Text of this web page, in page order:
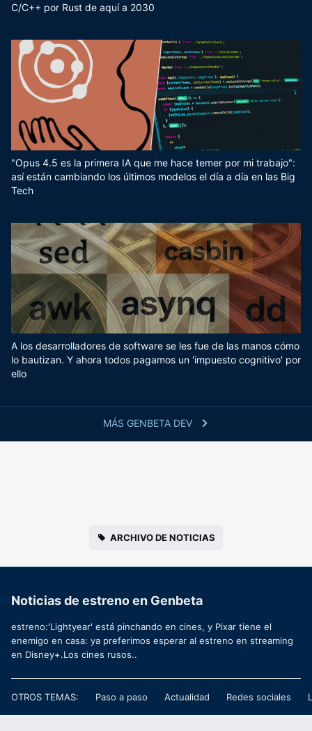
MÁS GENBETA DEV
C/C++ por Rust de aquí a 2030
"Opus 4.5 es la primera IA que me hace temer por mi trabajo":
así están cambiando los últimos modelos el día a día en las Big
Tech
A los desarrolladores de software se les fue de las manos cómo
lo bautizan. Y ahora todos pagamos un 'impuesto cognitivo' por
ello
ARCHIVO DE NOTICIAS
Noticias de estreno en Genbeta
estreno:'Lightyear' está pinchando en cines, y Pixar tiene el
enemigo en casa: ya preferimos esperar al estreno en streaming
en Disney+.Los cines rusos..
OTROS TEMAS: Paso a paso Actualidad Redes sociales